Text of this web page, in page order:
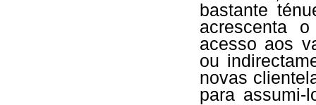
bastante
acrescenta
acesso aos
ou
novas
para assumi-